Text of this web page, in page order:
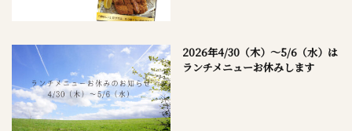
2026年4/30（木）～5/6（水）は
ランチメニューお休みします